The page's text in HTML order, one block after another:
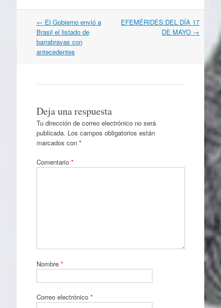
Navegación
por
artículos
← El Gobierno envió a
Brasil el listado de
barrabravas con
antecedentes
EFEMÉRIDES:DEL DÍA 17
DE MAYO →
Deja una respuesta
Tu dirección de correo electrónico no será
publicada. Los campos obligatorios están
marcados con *
Comentario *
Nombre *
Correo electrónico *